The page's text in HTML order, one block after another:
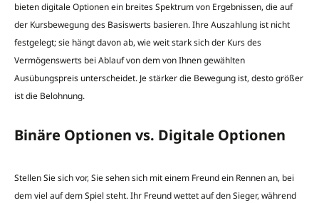
bieten digitale Optionen ein breites Spektrum von Ergebnissen, die auf
der Kursbewegung des Basiswerts basieren. Ihre Auszahlung ist nicht
festgelegt; sie hängt davon ab, wie weit stark sich der Kurs des
Vermögenswerts bei Ablauf von dem von Ihnen gewählten
Ausübungspreis unterscheidet. Je stärker die Bewegung ist, desto größer
ist die Belohnung.
Binäre Optionen vs. Digitale Optionen
Stellen Sie sich vor, Sie sehen sich mit einem Freund ein Rennen an, bei
dem viel auf dem Spiel steht. Ihr Freund wettet auf den Sieger, während